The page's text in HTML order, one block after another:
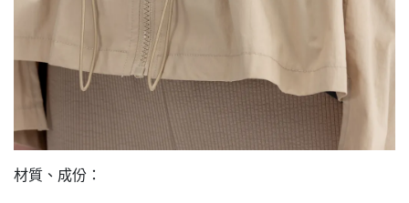
材質、成份：